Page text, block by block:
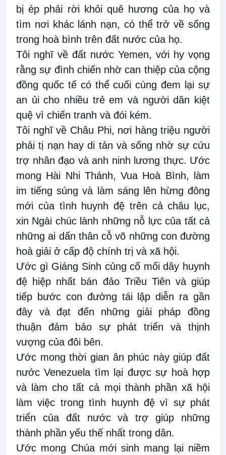
bị ép phải rời khỏi quê hương của họ và
tìm nơi khác lánh nạn, có thể trở về sống
trong hoà bình trên đất nước của họ.
Tôi nghĩ về đất nước Yemen, với hy vọng
rằng sự đình chiến nhờ can thiệp của cộng
đồng quốc tế có thể cuối cùng đem lại sự
an ủi cho nhiều trẻ em và người dân kiệt
quệ vì chiến tranh và đói kém.
Tôi nghĩ về Châu Phi, nơi hàng triệu người
phải tị nạn hay di tản và sống nhờ sự cứu
trợ nhân đạo và anh ninh lương thực. Ước
mong Hài Nhi Thánh, Vua Hoà Bình, làm
im tiếng súng và làm sáng lên hừng đông
mới của tình huynh đệ trên cả châu lục,
xin Ngài chúc lành những nỗ lực của tất cả
những ai dấn thân cỗ võ những con đường
hoà giải ở cấp độ chính trị và xã hội.
Ước gì Giáng Sinh củng cố mối dây huynh
đệ hiệp nhất bán đảo Triều Tiên và giúp
tiếp bước con đường tái lập diễn ra gần
đây và đạt đến những giải pháp đồng
thuận đảm bảo sự phát triển và thịnh
vượng của đôi bên.
Ước mong thời gian ân phúc này giúp đất
nước Venezuela tìm lại được sự hoà hợp
và làm cho tất cả mọi thành phần xã hội
làm việc trong tình huynh đệ vì sự phát
triển của đất nước và trợ giúp những
thành phần yếu thế nhất trong dân.
Ước mong Chúa mới sinh mang lại niềm